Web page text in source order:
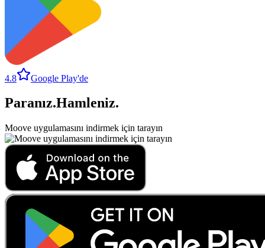
4.8 Google Play'de
Paranız.Hamleniz.
Moove uygulamasını indirmek için tarayın